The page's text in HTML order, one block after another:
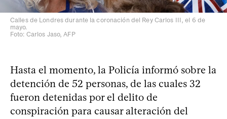
Calles de Londres durante la coronación del Rey Carlos III, el 6 de
mayo.
Foto: Carlos Jaso, AFP
Hasta el momento, la Policía informó sobre la
detención de 52 personas, de las cuales 32
fueron detenidas por el delito de
conspiración para causar alteración del